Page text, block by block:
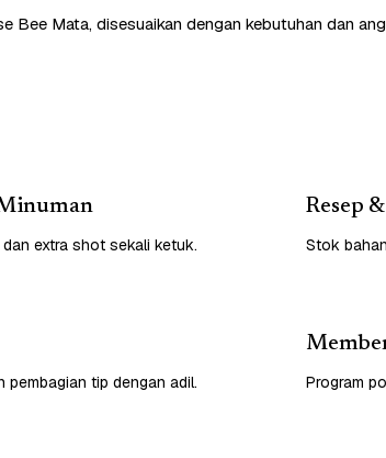
Bee Mata, disesuaikan dengan kebutuhan dan
extra shot sekali ketuk.
Resep
Stok
pembagian tip dengan adil. Program